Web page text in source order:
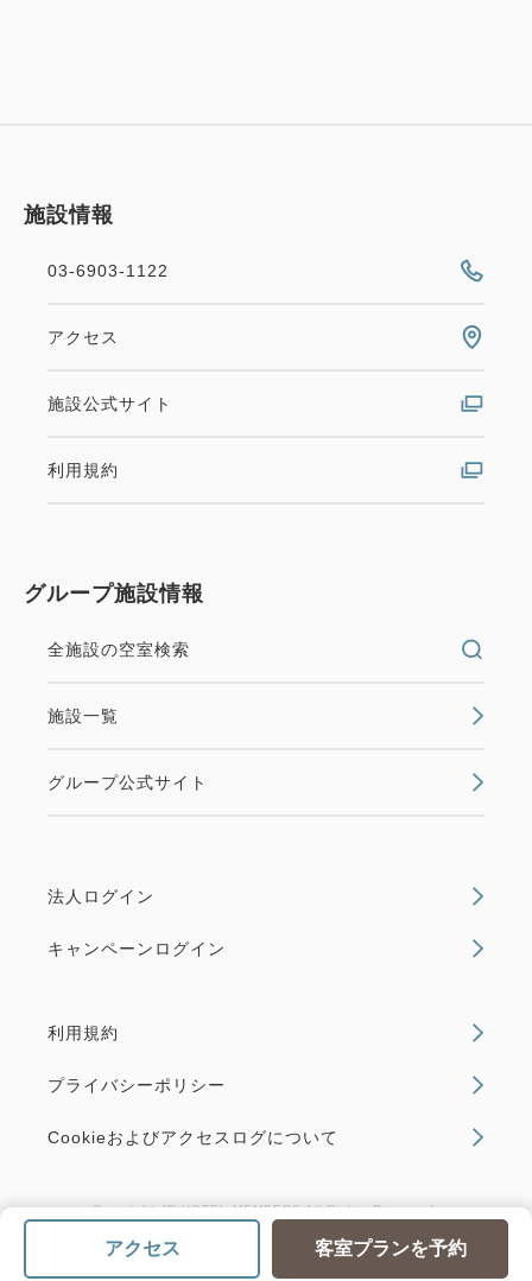
アクセス 客室プランを予約
施設情報
03-6903-1122
アクセス
施設公式サイト
利用規約
グループ施設情報
全施設の空室検索
施設一覧
グループ公式サイト
法人ログイン
キャンペーンログイン
利用規約
プライバシーポリシー
Cookieおよびアクセスログについて
Copyright JR HOTEL MEMBERS All Rights Reserved.